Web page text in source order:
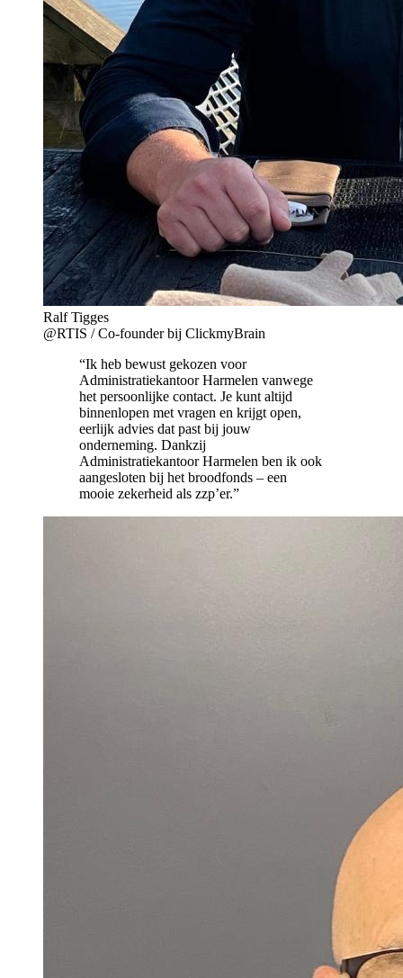
Ralf Tigges
@RTIS / Co-founder bij ClickmyBrain
“Ik heb bewust gekozen voor
Administratiekantoor Harmelen vanwege
het persoonlijke contact. Je kunt altijd
binnenlopen met vragen en krijgt open,
eerlijk advies dat past bij jouw
onderneming. Dankzij
Administratiekantoor Harmelen ben ik ook
aangesloten bij het broodfonds – een
mooie zekerheid als zzp’er.”